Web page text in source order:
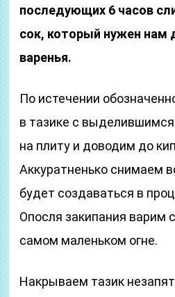
последующих 6 часов
сок, который нужен нам
варенья.
По истечении
в тазике с
на плиту и доводим до
Аккуратненько снимаем
будет создаваться в
Опосля закипания варим
самом маленьком огне.
Накрываем тазик